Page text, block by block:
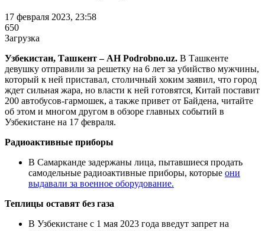
17 февраля 2023, 23:58
650
Загрузка
Узбекистан, Ташкент – АН Podrobno.uz. В Ташкенте
девушку отправили за решетку на 6 лет за убийство мужчины,
который к ней приставал, столичный хоким заявил, что город
ждет сильная жара, но власти к ней готовятся, Китай поставит
200 автобусов-гармошек, а также привет от Байдена, читайте
об этом и многом другом в обзоре главных событий в
Узбекистане на 17 февраля.
Радиоактивные приборы
В Самарканде задержаны лица, пытавшиеся продать
самодельные радиоактивные приборы, которые они
выдавали за военное оборудование.
Теплицы оставят без газа
В Узбекистане с 1 мая 2023 года введут запрет на